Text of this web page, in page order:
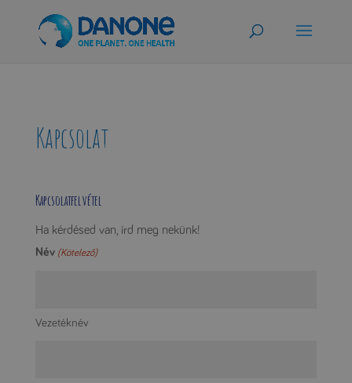
Kapcsolat
Kapcsolatfelvétel
Ha kérdésed van, írd meg nekünk!
Név (Kötelező)
Vezetéknév